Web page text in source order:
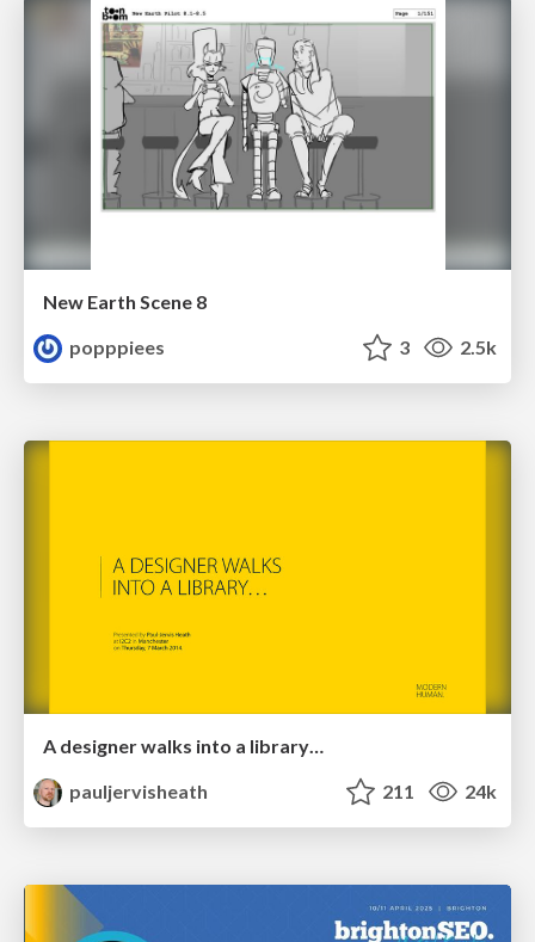
New Earth Scene 8
popppiees
3 2.5k
A designer walks into a library…
pauljervisheath
211 24k